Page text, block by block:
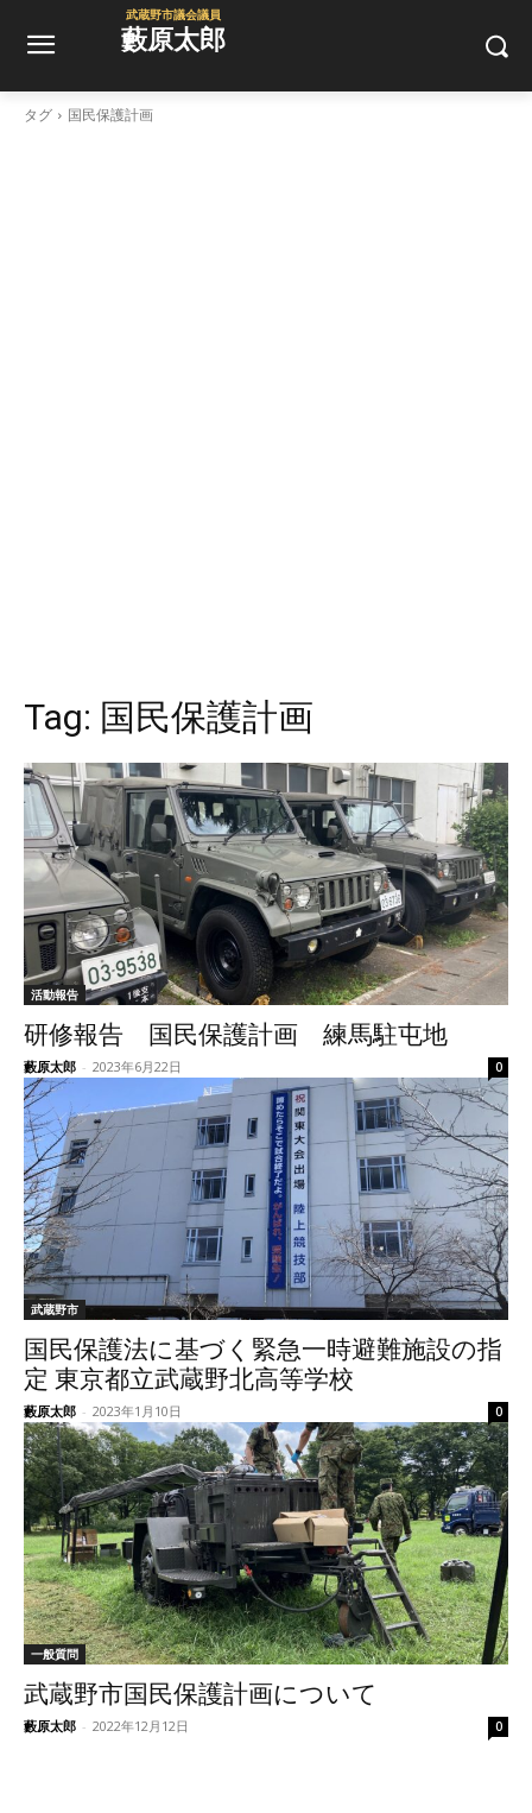
武蔵野市議会議員
藪原太郎
タグ 国民保護計画
Tag: 国民保護計画
活動報告
研修報告 国民保護計画 練馬駐屯地
藪原太郎 - 2023年6月22日 0
武蔵野市
国民保護法に基づく緊急一時避難施設の指
定 東京都立武蔵野北高等学校
藪原太郎 - 2023年1月10日 0
一般質問
武蔵野市国民保護計画について
藪原太郎 - 2022年12月12日 0